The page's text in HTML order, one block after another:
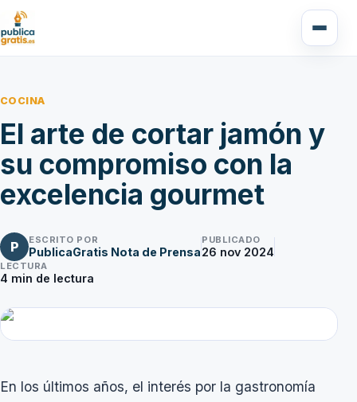
COCINA
El arte de cortar jamón y
su compromiso con la
excelencia gourmet
P ESCRITO POR
PublicaGratis Nota de Prensa
PUBLICADO
26 nov 2024
LECTURA
4 min de lectura
En los últimos años, el interés por la gastronomía